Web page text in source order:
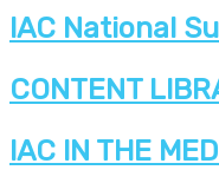
IAC National
CONTENT
IAC IN THE